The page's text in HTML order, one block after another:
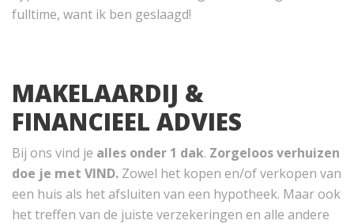
fulltime, want ik ben geslaagd!
MAKELAARDIJ &
FINANCIEEL ADVIES
Bij ons vind je alles onder 1 dak. Zorgeloos verhuizen
doe je met VIND. Zowel het kopen en/of verkopen van
een huis als het afsluiten van een hypotheek. Maar ook
het treffen van de juiste verzekeringen en alle andere